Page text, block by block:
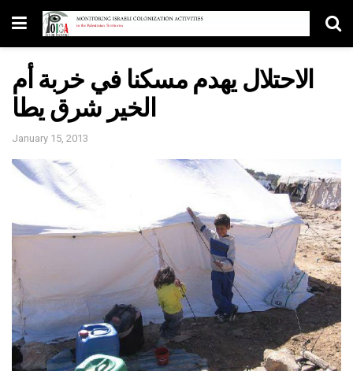
الاحتلال يهدم مسكنا في خربة أم
الخير شرق يطا
January 15, 2013